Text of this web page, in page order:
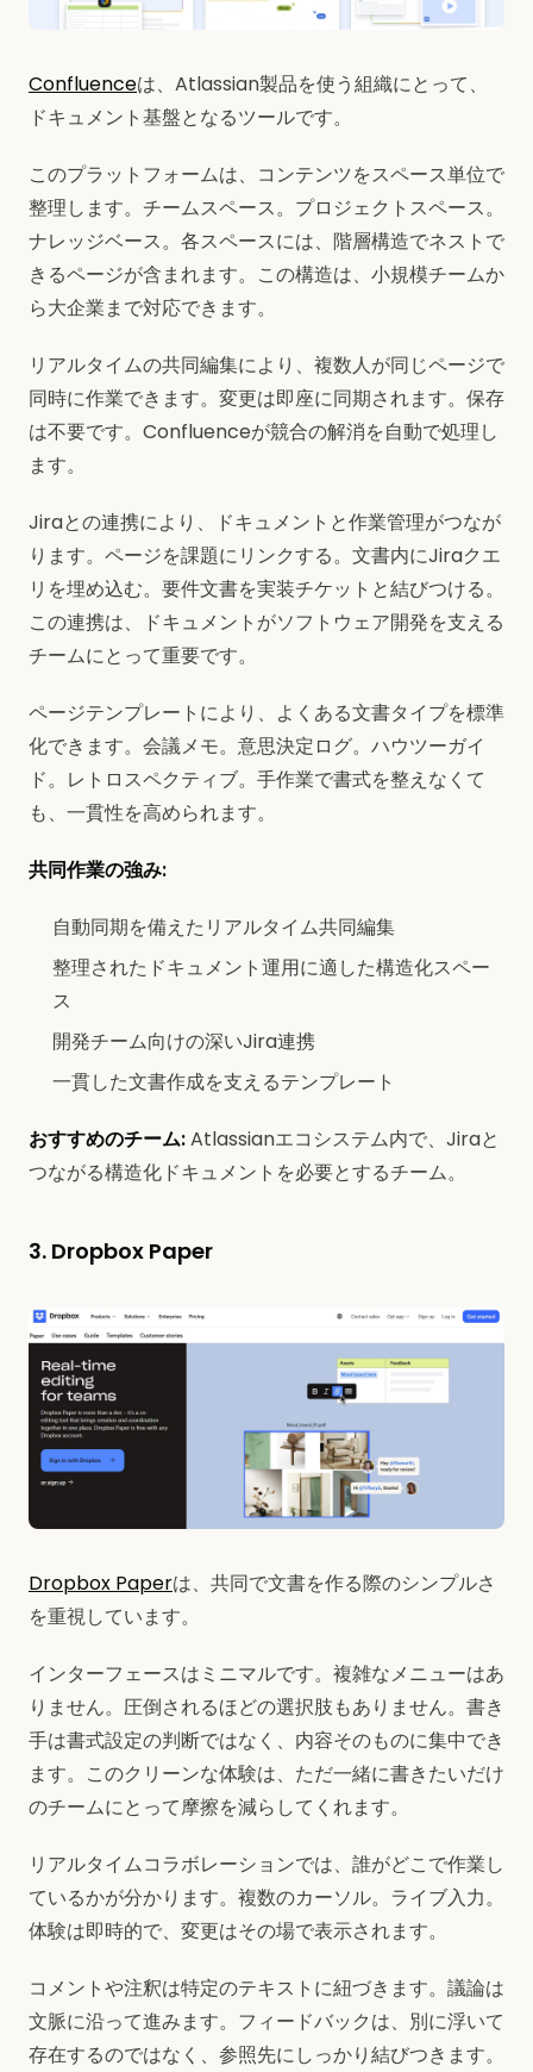
Confluenceは、Atlassian製品を使う組織にとって、
ドキュメント基盤となるツールです。
このプラットフォームは、コンテンツをスペース単位で
整理します。チームスペース。プロジェクトスペース。
ナレッジベース。各スペースには、階層構造でネストで
きるページが含まれます。この構造は、小規模チームか
ら大企業まで対応できます。
リアルタイムの共同編集により、複数人が同じページで
同時に作業できます。変更は即座に同期されます。保存
は不要です。Confluenceが競合の解消を自動で処理し
ます。
Jiraとの連携により、ドキュメントと作業管理がつなが
ります。ページを課題にリンクする。文書内にJiraクエ
リを埋め込む。要件文書を実装チケットと結びつける。
この連携は、ドキュメントがソフトウェア開発を支える
チームにとって重要です。
ページテンプレートにより、よくある文書タイプを標準
化できます。会議メモ。意思決定ログ。ハウツーガイ
ド。レトロスペクティブ。手作業で書式を整えなくて
も、一貫性を高められます。
共同作業の強み:
自動同期を備えたリアルタイム共同編集
整理されたドキュメント運用に適した構造化スペー
ス
開発チーム向けの深いJira連携
一貫した文書作成を支えるテンプレート
おすすめのチーム:Atlassianエコシステム内で、Jiraと
つながる構造化ドキュメントを必要とするチーム。
3. Dropbox Paper
Dropbox Paperは、共同で文書を作る際のシンプルさ
を重視しています。
インターフェースはミニマルです。複雑なメニューはあ
りません。圧倒されるほどの選択肢もありません。書き
手は書式設定の判断ではなく、内容そのものに集中でき
ます。このクリーンな体験は、ただ一緒に書きたいだけ
のチームにとって摩擦を減らしてくれます。
リアルタイムコラボレーションでは、誰がどこで作業し
ているかが分かります。複数のカーソル。ライブ入力。
体験は即時的で、変更はその場で表示されます。
コメントや注釈は特定のテキストに紐づきます。議論は
文脈に沿って進みます。フィードバックは、別に浮いて
存在するのではなく、参照先にしっかり結びつきます。